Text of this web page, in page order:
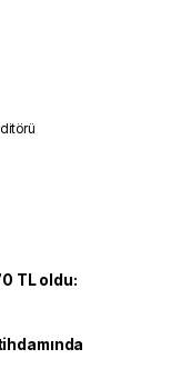
TL oldu: